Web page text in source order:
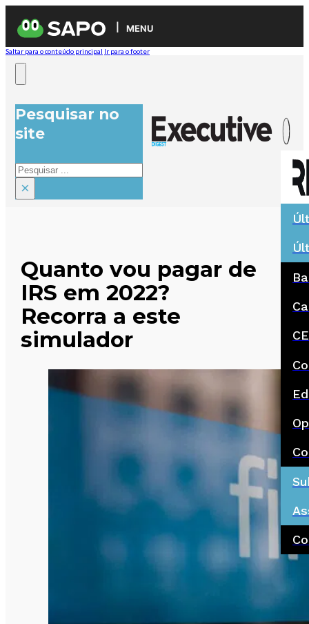
MENU
Saltar para o conteúdo principal Ir para o footer
Pesquisar no
site
Pesquisar
×
Quanto vou pagar de
IRS em 2022?
Recorra a este
simulador